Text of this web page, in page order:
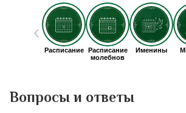
Вопросы и ответы